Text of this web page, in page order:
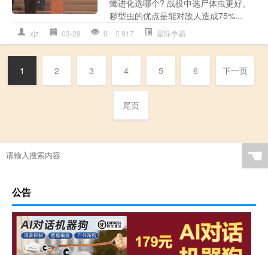
螂进化选哪个? 战役中选尸体虫更好。
秽型虫的优点是能对敌人造成75%...
xjz 03-29 0 917 星际争霸
1 2 3 4 5 6 下一页
尾页
☚
公告